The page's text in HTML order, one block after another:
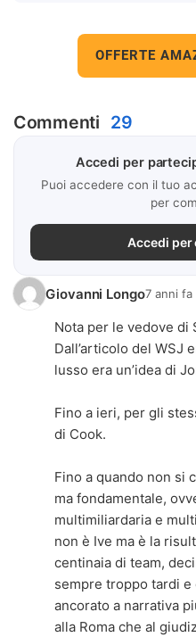
OFFERTE
Commenti 29
Accedi per
Puoi accedere con il tuo
per
Accedi per
Giovanni Longo7 anni fa
Nota per le vedove di
Dall’articolo del WSJ
lusso era un’idea di
Fino a ieri, per gli
di Cook.
Fino a quando non si
ma fondamentale,
multimiliardaria e
non è Ive ma è la
centinaia di team,
sempre troppo tardi
ancorato a narrativa
alla Roma che al